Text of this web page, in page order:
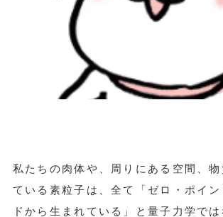
私たちの肉体や、周りにある空間、物
ている素粒子は、全て「ゼロ・ポイ
ドから生まれている」と量子力学で